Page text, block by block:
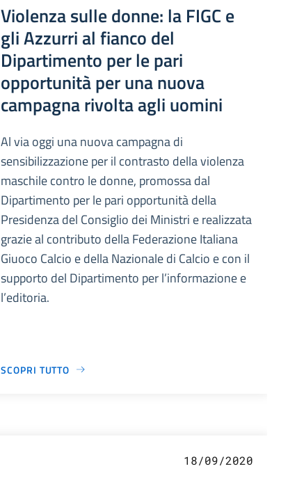
Violenza sulle donne: la FIGC e
gli Azzurri al fianco del
Dipartimento per le pari
opportunità per una nuova
campagna rivolta agli uomini
Al via oggi una nuova campagna di
sensibilizzazione per il contrasto della violenza
maschile contro le donne, promossa dal
Dipartimento per le pari opportunità della
Presidenza del Consiglio dei Ministri e realizzata
grazie al contributo della Federazione Italiana
Giuoco Calcio e della Nazionale di Calcio e con il
supporto del Dipartimento per l’informazione e
l’editoria.
SCOPRI TUTTO
18/09/2020